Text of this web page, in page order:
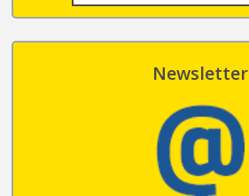
Newsletter